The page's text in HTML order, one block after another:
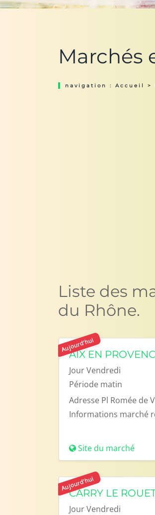
Marchés
navigation : Accueil >
Liste des
du Rhône.
Aujourd'hui
AIX EN
JourVendredi
Période matin
Adresse Pl Romée de
Informations marché
Site du marché
Aujourd'hui
CARRY LE
JourVendredi